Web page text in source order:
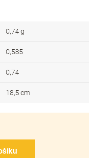
0,74 g
0,585
0,74
18,5 cm